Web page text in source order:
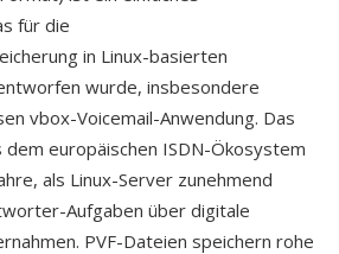
für die
in Linux-basierten
wurde, insbesondere
vbox-Voicemail-Anwendung. Das
europäischen ISDN-Ökosystem
als Linux-Server zunehmend
Aufgaben über digitale
PVF-Dateien speichern rohe